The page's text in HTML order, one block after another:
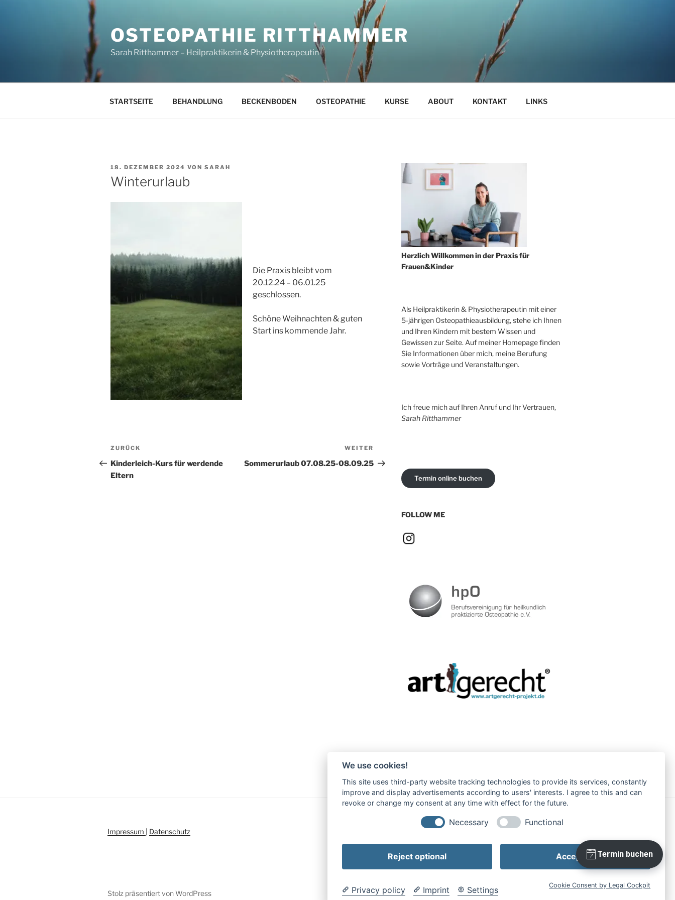
OSTEOPATHIE RITTHAMMER
Sarah Ritthammer – Heilpraktikerin & Physiotherapeutin
STARTSEITE BEHANDLUNG BECKENBODEN OSTEOPATHIE KURSE ABOUT KONTAKT LINKS
VERÖFFENTLICHT
AM
18. DEZEMBER 2024 VON SARAH
Winterurlaub
Die Praxis bleibt vom
20.12.24 – 06.01.25
geschlossen.
Schöne Weihnachten & guten
Start ins kommende Jahr.
Beitragsnavigation
Vorheriger
Beitrag
ZURÜCK
Kinderleich-Kurs für werdende
Eltern
Beitrag
WEITER
Sommerurlaub 07.08.25-08.09.25
Herzlich Willkommen in der Praxis für
Frauen&Kinder
Als Heilpraktikerin & Physiotherapeutin mit einer
5-jährigen Osteopathieausbildung, stehe ich Ihnen
und Ihren Kindern mit bestem Wissen und
Gewissen zur Seite. Auf meiner Homepage finden
Sie Informationen über mich, meine Berufung
sowie Vorträge und Veranstaltungen.
Ich freue mich auf Ihren Anruf und Ihr Vertrauen,
Sarah Ritthammer
Termin online buchen
FOLLOW ME
Impressum Datenschutz
Stolz präsentiert von WordPress
We use cookies!
This site uses third-party website tracking technologies to provide its services, constantly
improve and display advertisements according to users' interests. I agree to this and can
revoke or change my consent at any time with effect for the future.
Necessary Functional
Reject optional Accept all
Privacy policy Imprint Settings Cookie Consent by Legal Cockpit